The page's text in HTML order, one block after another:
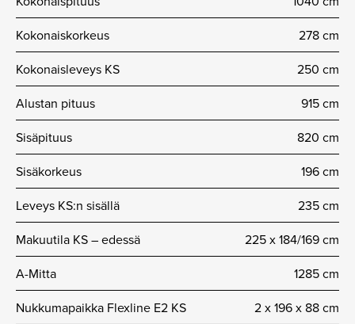
Kokonaiskorkeus
278 cm
Kokonaisleveys KS
250 cm
Alustan pituus
915 cm
Sisäpituus
820 cm
Sisäkorkeus
196 cm
Leveys KS:n sisällä
235 cm
Makuutila KS – edessä
225 x 184/169 cm
A-Mitta
1285 cm
Nukkumapaikka Flexline E2 KS
2 x 196 x 88 cm